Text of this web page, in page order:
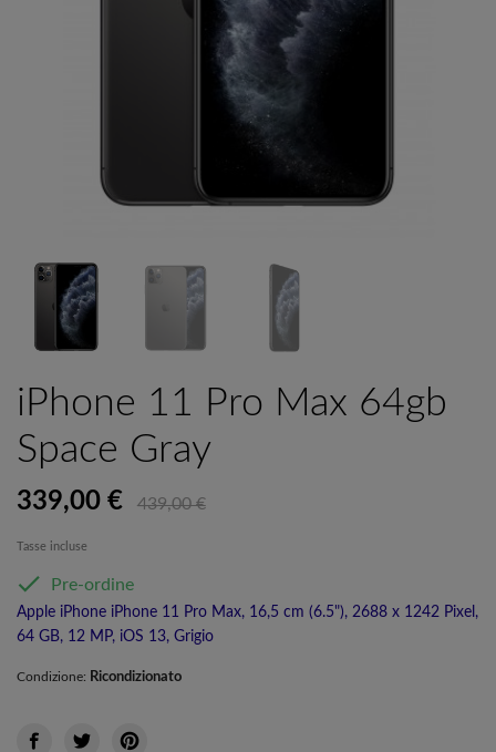
iPhone 11 Pro Max 64gb
Space Gray
339,00 € 439,00 €
Tasse incluse
 Pre-ordine
Apple iPhone iPhone 11 Pro Max, 16,5 cm (6.5"), 2688 x 1242 Pixel,
64 GB, 12 MP, iOS 13, Grigio
Condizione: Ricondizionato